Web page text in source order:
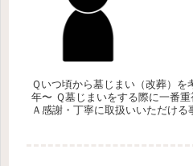
Ｑいつ頃から墓じまい（改葬）を
年〜 Ｑ墓じまいをする際に一番
Ａ感謝・丁寧に取扱いいただける